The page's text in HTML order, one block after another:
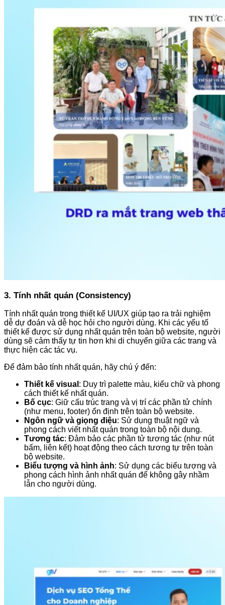
3. Tính nhất quán (Consistency)
Tính nhất quán trong thiết kế UI/UX giúp tạo ra trải nghiệm
dễ dự đoán và dễ học hỏi cho người dùng. Khi các yếu tố
thiết kế được sử dụng nhất quán trên toàn bộ website, người
dùng sẽ cảm thấy tự tin hơn khi di chuyển giữa các trang và
thực hiện các tác vụ.
Để đảm bảo tính nhất quán, hãy chú ý đến:
Thiết kế visual : Duy trì palette màu, kiểu chữ và phong
cách thiết kế nhất quán.
Bố cục: Giữ cấu trúc trang và vị trí các phần tử chính
(như menu, footer) ổn định trên toàn bộ website.
Ngôn ngữ và giọng điệu: Sử dụng thuật ngữ và
phong cách viết nhất quán trong toàn bộ nội dung.
Tương tác: Đảm bảo các phần tử tương tác (như nút
bấm, liên kết) hoạt động theo cách tương tự trên toàn
bộ website.
Biểu tượng và hình ảnh: Sử dụng các biểu tượng và
phong cách hình ảnh nhất quán để không gây nhầm
lẫn cho người dùng.